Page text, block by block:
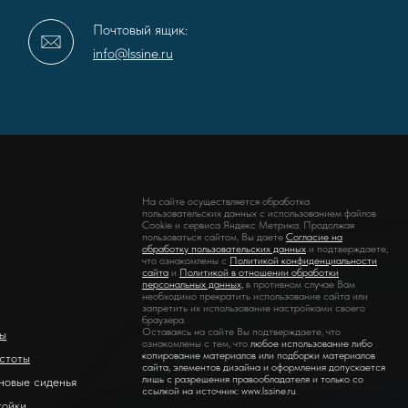
info@lssine.ru
Почтовый ящик:
сиденья
На сайте осуществляется обработка
пользовательских данных с использованием файлов
Cookie и сервиса Яндекс Метрика. Продолжая
пользоваться сайтом, Вы даете Согласие на
обработку пользовательских данных и подтверждаете,
что ознакомлены с Политикой конфиденциальности
сайта и Политикой в отношении обработки
персональных данных, в противном случае Вам
необходимо прекратить использование сайта или
запретить их использование настройками своего
браузера.
Оставаясь на сайте Вы подтверждаете, что
ознакомлены с тем, что любое использование либо
копирование материалов или подборки материалов
сайта, элементов дизайна и оформления допускается
лишь с разрешения правообладателя и только со
ссылкой на источник: www.lssine.ru